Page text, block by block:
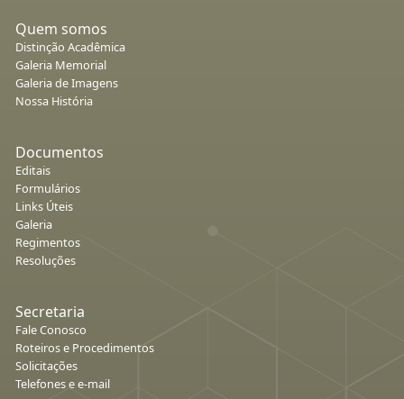
Quem somos
Distinção Acadêmica
Galeria Memorial
Galeria de Imagens
Nossa História
Documentos
Editais
Formulários
Links Úteis
Galeria
Regimentos
Resoluções
Secretaria
Fale Conosco
Roteiros e Procedimentos
Solicitações
Telefones e e-mail